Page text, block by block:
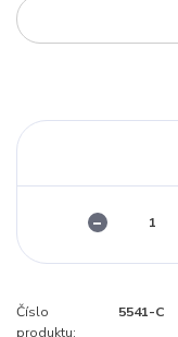
Číslo
produktu:
5541-C